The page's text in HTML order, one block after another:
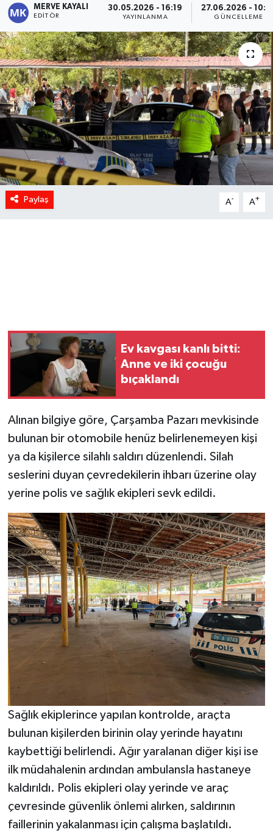
MERVE KAYALI
EDITÖR
30.05.2026 - 16:19
YAYINLANMA
27.06.2026 -
GÜNCELLEME
Paylaş A- A+
Ev kavgası kanlı bitti:
Anne ve iki çocuğu
bıçaklandı
Alınan bilgiye göre, Çarşamba Pazarı mevkisinde
bulunan bir otomobile henüz belirlenemeyen kişi
ya da kişilerce silahlı saldırı düzenlendi. Silah
seslerini duyan çevredekilerin ihbarı üzerine olay
yerine polis ve sağlık ekipleri sevk edildi.
Sağlık ekiplerince yapılan kontrolde, araçta
bulunan kişilerden birinin olay yerinde hayatını
kaybettiği belirlendi. Ağır yaralanan diğer kişi ise
ilk müdahalenin ardından ambulansla hastaneye
kaldırıldı. Polis ekipleri olay yerinde ve araç
çevresinde güvenlik önlemi alırken, saldırının
faillerinin yakalanması için çalışma başlatıldı.